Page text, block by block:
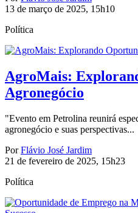
13 de março de 2025, 15h10
Política
AgroMais:
Agronegócio
"Evento em Petrolina reunirá
agronegócio e suas perspectivas...
PorFlávio José Jardim
21 de fevereiro de 2025, 15h23
Política